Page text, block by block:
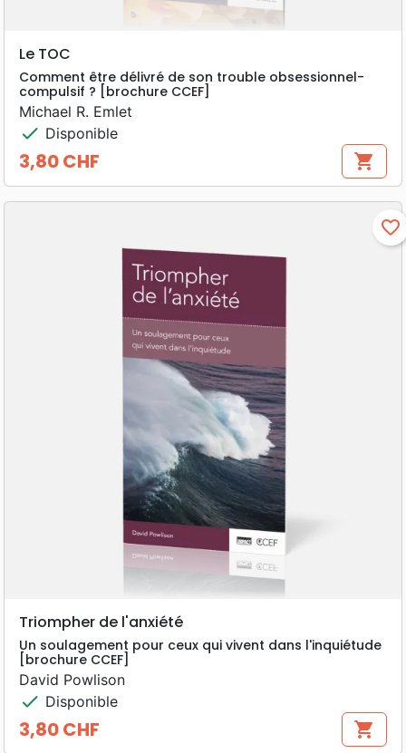
Le TOC
Comment être délivré de son trouble obsessionnel-
compulsif ? [brochure CCEF]
Michael R. Emlet
check Disponible
Prix
3,80 CHF shopping_cart
favorite_border
Triompher de l'anxiété
Un soulagement pour ceux qui vivent dans l'inquiétude
[brochure CCEF]
David Powlison
check Disponible
Prix
3,80 CHF shopping_cart